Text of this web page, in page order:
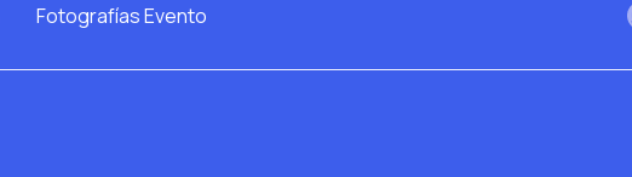
Fotografías Evento